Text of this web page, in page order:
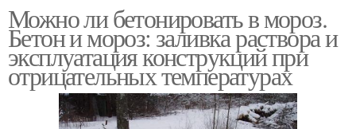
Можно ли бетонировать в мороз.
Бетон и мороз: заливка раствора и
эксплуатация конструкций при
отрицательных температурах